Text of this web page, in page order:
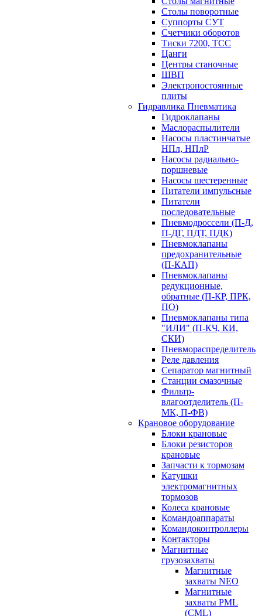
Столы поворотные
Суппорты СУТ
Счетчики оборотов
Тиски 7200, ТСС
Цанги
Центры станочные
ШВП
Электропостоянные
плиты
Гидравлика Пневматика
Гидроклапаны
Маслораспылители
Насосы пластинчатые
НПл, НПлР
Насосы радиально-
поршневые
Насосы шестеренные
Питатели импульсные
Питатели
последовательные
Пневмодроссели (П-Д,
П-ДГ, ПДТ, ПДК)
Пневмоклапаны
предохранительные
(П-КАП)
Пневмоклапаны
редукционные,
обратные (П-КР, ПРК,
ПО)
Пневмоклапаны типа
"ИЛИ" (П-КЧ, КИ,
СКИ)
Пневмораспределитель
Реле давления
Сепаратор магнитный
Станции смазочные
Фильтр-
влагоотделитель (П-
МК, П-ФВ)
Крановое оборудование
Блоки крановые
Блоки резисторов
крановые
Запчасти к тормозам
Катушки
электромагнитных
тормозов
Колеса крановые
Командоаппараты
Командоконтроллеры
Контакторы
Магнитные
грузозахваты
Магнитные
захваты NEO
Магнитные
захваты PML
(CML)